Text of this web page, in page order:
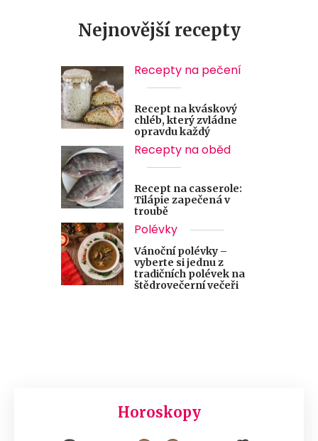
Nejnovější recepty
Recepty na pečení
Recept na kváskový
chléb, který zvládne
opravdu každý
Recepty na oběd
Recept na casserole:
Tilápie zapečená v
troubě
Polévky
Vánoční polévky –
vyberte si jednu z
tradičních polévek na
štědrovečerní večeři
Horoskopy